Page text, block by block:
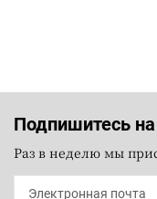
Подпишитесь
Раз в неделю мы